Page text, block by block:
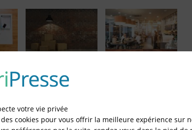
Cessation d'activité
D'ANNONCES LÉGALES
de Constitution de SARL et EURL
votre vie privée
cookies pour vous offrir la meilleure expérience sur